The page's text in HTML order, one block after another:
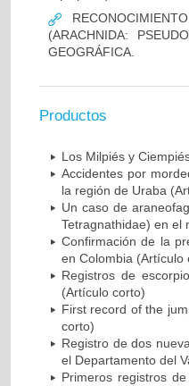
(ARACHNIDA:
GEOGRÁFICA.
Productos
Los Milpiés y
Accidentes por
la región de Uraba
Un caso de
Tetragnathidae) en el
Confirmación de la
en Colombia (Artículo
Registros de
(Artículo corto)
First record of the
corto)
Registro de dos
el Departamento del
Primeros registros